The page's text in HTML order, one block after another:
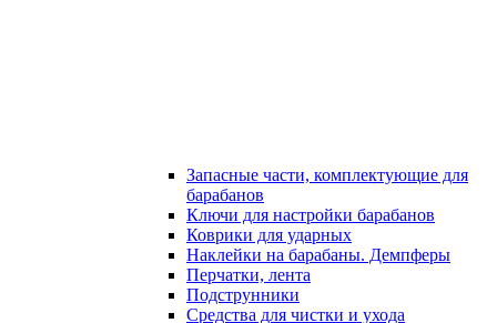
Запасные части, комплектующие для
барабанов
Ключи для настройки барабанов
Коврики для ударных
Наклейки на барабаны. Демпферы
Перчатки, лента
Подструнники
Средства для чистки и ухода